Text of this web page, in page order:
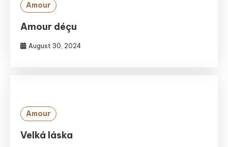
Amour
Amour déçu
August 30, 2024
Amour
Velká láska